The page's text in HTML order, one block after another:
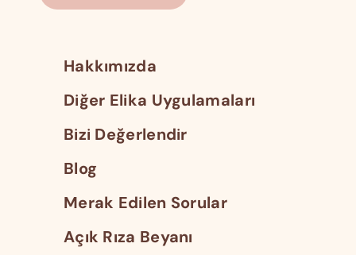
Hakkımızda
Diğer Elika Uygulamaları
Bizi Değerlendir
Blog
Merak Edilen Sorular
Açık Rıza Beyanı